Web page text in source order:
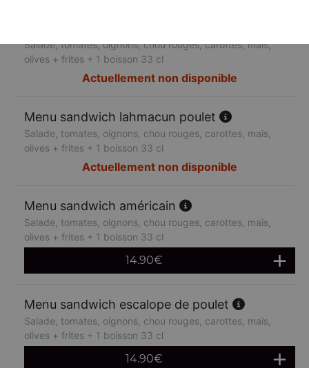
Salade, tomates, oignons, chou rouges, carottes, maïs,
olives + frites + 1 boisson 33 cl
Actuellement non disponible
Menu sandwich lahmacun poulet
Salade, tomates, oignons, chou rouges, carottes, maïs,
olives + frites + 1 boisson 33 cl
Actuellement non disponible
Menu sandwich américain
Salade, tomates, oignons, chou rouges, carottes, maïs,
olives + frites + 1 boisson 33 cl
14.90€
Menu sandwich escalope de poulet
Salade, tomates, oignons, chou rouges, carottes, maïs,
olives + frites + 1 boisson 33 cl
14.90€